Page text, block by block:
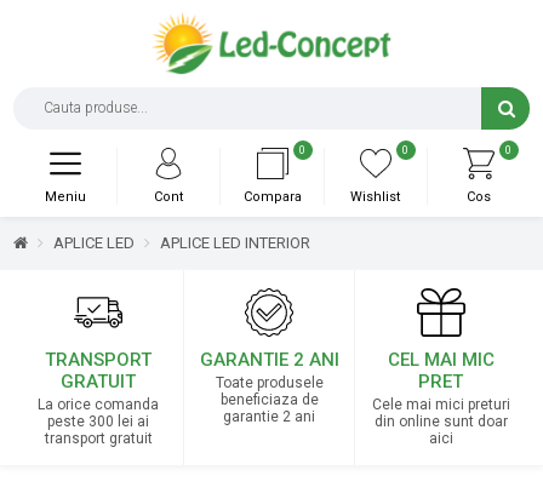
0
Cos
0
Wishlist
0
Compara
Cont
Meniu
APLICE LED APLICE LED INTERIOR
TRANSPORT
GRATUIT
La orice comanda
peste 300 lei ai
transport gratuit
GARANTIE 2 ANI
Toate produsele
beneficiaza de
garantie 2 ani
CEL MAI MIC
PRET
Cele mai mici preturi
din online sunt doar
aici